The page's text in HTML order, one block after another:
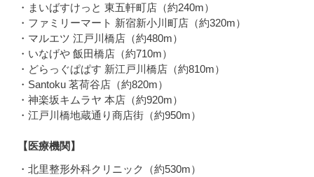
・まいばすけっと 東五軒町店（約240m）
・ファミリーマート 新宿新小川町店（約320m）
・マルエツ 江戸川橋店（約480m）
・いなげや 飯田橋店（約710m）
・どらっぐぱぱす 新江戸川橋店（約810m）
・Santoku 茗荷谷店（約820m）
・神楽坂キムラヤ 本店（約920m）
・江戸川橋地蔵通り商店街（約950m）
【医療機関】
・北里整形外科クリニック（約530m）